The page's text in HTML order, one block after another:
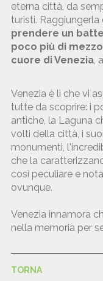
eterna città, da
turisti.
prendere un
poco più di
cuore di Venezia,
Venezia è lì che vi
tutte da scoprire: i
antiche, la Laguna
volti della città, i
monumenti,
che la
così peculiare e
ovunque.
Venezia innamora
nella memoria per
TORNA